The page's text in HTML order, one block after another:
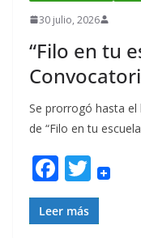
30 julio, 2026
“Filo en tu
Se prorrogó hasta
de “Filo en tu
F
ac
e
T
w
itt
Leer más